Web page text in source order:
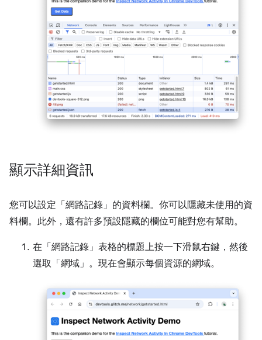
顯示詳細資訊
您可以設定「網路記錄」 的資料欄。你可以隱藏未使用的資
料欄。此外，還有許多預設隱藏的欄位可能對您有幫助。
在「網路記錄」 表格的標題上按一下滑鼠右鍵，然後
選取「網域」 。現在會顯示每個資源的網域。